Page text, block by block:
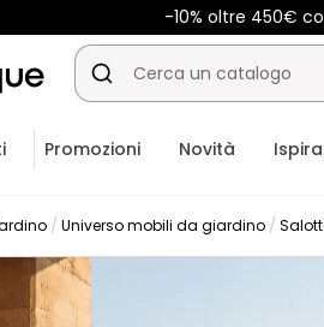
-10% oltre 450€
Promozioni Novità
Universo mobili da giardino